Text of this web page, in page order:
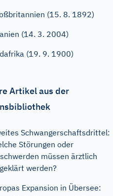
(15. 8. 1892)
(14. 3. 2004)
(19. 9. 1900)
Artikel aus der
Schwangerschaftsdrittel:
Störungen oder
müssen ärztlich
werden?
Expansion in Übersee: